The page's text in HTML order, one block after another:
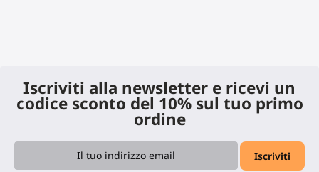
Iscriviti alla newsletter e ricevi un
codice sconto del 10% sul tuo primo
ordine